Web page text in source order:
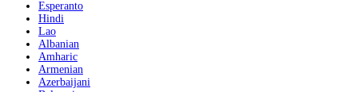
Esperanto
Hindi
Lao
Albanian
Amharic
Armenian
Azerbaijani